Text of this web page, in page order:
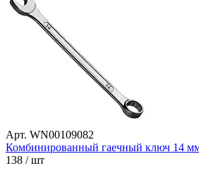
Арт. WN00109082
Комбинированный гаечный ключ 14
138 / шт